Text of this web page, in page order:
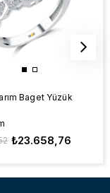
Baget Yüzük
₺23.658,76